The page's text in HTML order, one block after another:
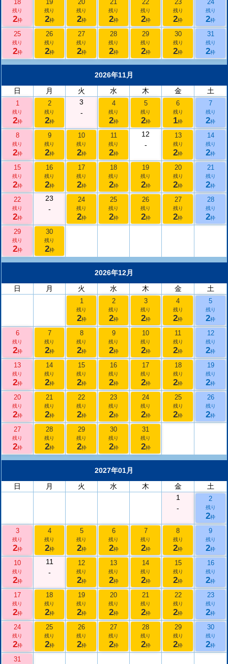
18
残り
2枠
19
残り
2枠
20
残り
2枠
21
残り
2枠
22
残り
2枠
23
残り
2枠
24
残り
2枠
25
残り
2枠
26
残り
2枠
27
残り
2枠
28
残り
2枠
29
残り
2枠
30
残り
2枠
31
残り
2枠
2026年11月
日
月 火 水 木 金 土
1
残り
2枠
2
残り
2枠
3
-
4
残り
2枠
5
残り
2枠
6
残り
1枠
7
残り
2枠
8
残り
2枠
9
残り
2枠
10
残り
2枠
11
残り
2枠
12
-
13
残り
2枠
14
残り
2枠
15
残り
2枠
16
残り
2枠
17
残り
2枠
18
残り
2枠
19
残り
2枠
20
残り
2枠
21
残り
2枠
22
残り
2枠
23
-
24
残り
2枠
25
残り
2枠
26
残り
2枠
27
残り
2枠
28
残り
2枠
29
残り
2枠
30
残り
2枠
2026年12月
日
月 火 水 木 金 土
1
残り
2枠
2
残り
2枠
3
残り
2枠
4
残り
2枠
5
残り
2枠
6
残り
2枠
7
残り
2枠
8
残り
2枠
9
残り
2枠
10
残り
2枠
11
残り
2枠
12
残り
2枠
13
残り
2枠
14
残り
2枠
15
残り
2枠
16
残り
2枠
17
残り
2枠
18
残り
2枠
19
残り
2枠
20
残り
2枠
21
残り
2枠
22
残り
2枠
23
残り
2枠
24
残り
2枠
25
残り
2枠
26
残り
2枠
27
残り
2枠
28
残り
2枠
29
残り
2枠
30
残り
2枠
31
残り
2枠
2027年01月
日
月 火 水 木 金
土
1
-
2
残り
2枠
3
残り
2枠
4
残り
2枠
5
残り
2枠
6
残り
2枠
7
残り
2枠
8
残り
2枠
9
残り
2枠
10
残り
2枠
11
-
12
残り
2枠
13
残り
2枠
14
残り
2枠
15
残り
2枠
16
残り
2枠
17
残り
2枠
18
残り
2枠
19
残り
2枠
20
残り
2枠
21
残り
2枠
22
残り
2枠
23
残り
2枠
24
残り
2枠
25
残り
2枠
26
残り
2枠
27
残り
2枠
28
残り
2枠
29
残り
2枠
30
残り
2枠
31